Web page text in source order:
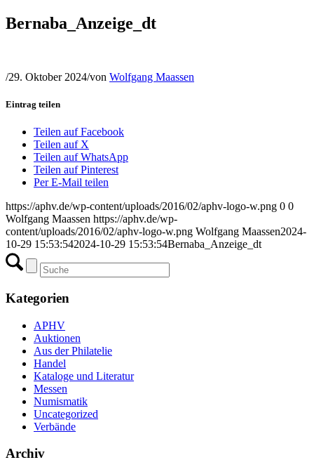
Bernaba_Anzeige_dt
/29. Oktober 2024/von Wolfgang Maassen
Eintrag teilen
Teilen auf Facebook
Teilen auf X
Teilen auf WhatsApp
Teilen auf Pinterest
Per E-Mail teilen
https://aphv.de/wp-content/uploads/2016/02/aphv-logo-w.png 0 0
Wolfgang Maassen https://aphv.de/wp-
content/uploads/2016/02/aphv-logo-w.png Wolfgang Maassen2024-
10-29 15:53:542024-10-29 15:53:54Bernaba_Anzeige_dt
Kategorien
APHV
Auktionen
Aus der Philatelie
Handel
Kataloge und Literatur
Messen
Numismatik
Uncategorized
Verbände
Archiv